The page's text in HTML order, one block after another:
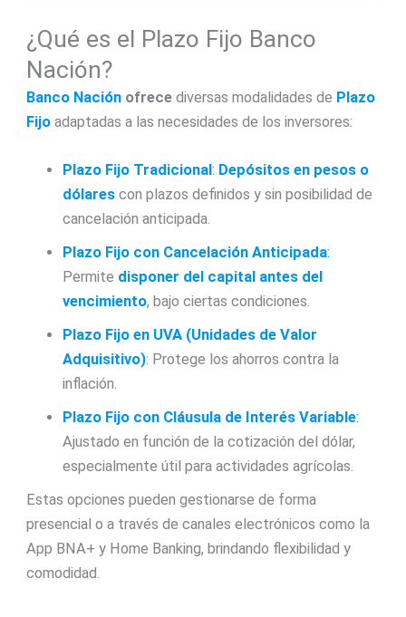
¿Qué es el Plazo Fijo Banco
Nación?
Banco Naciónofrecediversas modalidades de Plazo
Fijo adaptadas a las necesidades de los inversores:
Plazo Fijo Tradicional: Depósitos en pesos o
dólares con plazos definidos y sin posibilidad de
cancelación anticipada.
Plazo Fijo con Cancelación Anticipada:
Permite disponer del capital antes del
vencimiento, bajo ciertas condiciones.
Plazo Fijo en UVA (Unidades de Valor
Adquisitivo): Protege los ahorros contra la
inflación.
Plazo Fijo con Cláusula de Interés Variable:
Ajustado en función de la cotización del dólar,
especialmente útil para actividades agrícolas.
Estas opciones pueden gestionarse de forma
presencial o a través de canales electrónicos como la
App BNA+ y Home Banking, brindando flexibilidad y
comodidad.